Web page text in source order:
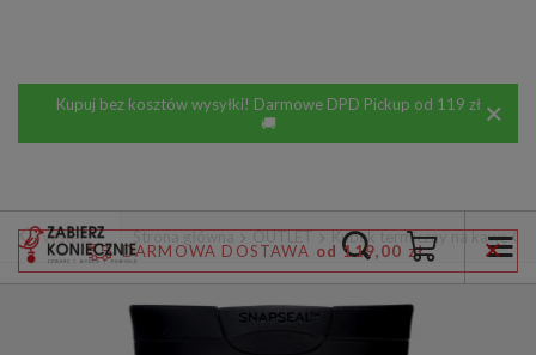
Kupuj bez kosztów wysyłki! Darmowe DPD Pickup od 119 zł
🚚
DARMOWA DOSTAWA od 119,00 zł
Wstecz Strona główna OUTLET Kubek termiczny na kawę